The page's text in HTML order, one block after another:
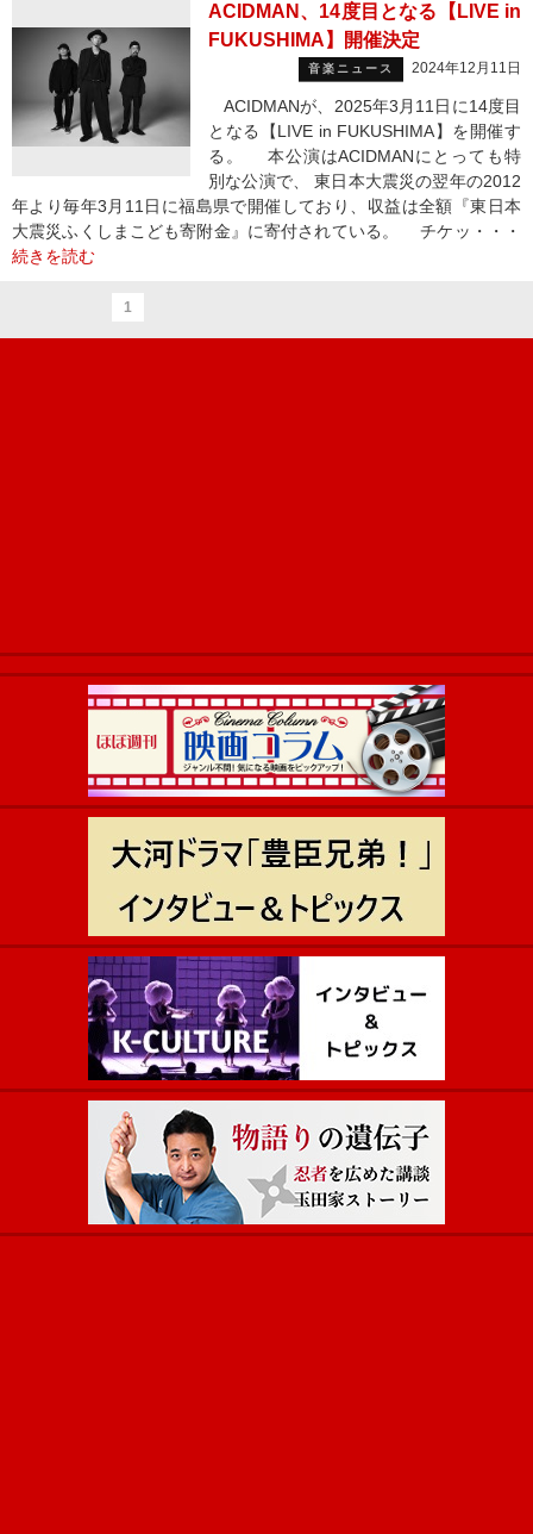
ACIDMAN、14度目となる【LIVE in
FUKUSHIMA】開催決定
音楽ニュース 2024年12月11日
ACIDMANが、2025年3月11日に14度目
となる【LIVE in FUKUSHIMA】を開催す
る。 本公演はACIDMANにとっても特
別な公演で、 東日本大震災の翌年の2012
年より毎年3月11日に福島県で開催しており、収益は全額『東日本
大震災ふくしまこども寄附金』に寄付されている。 チケッ・・・
続きを読む
1